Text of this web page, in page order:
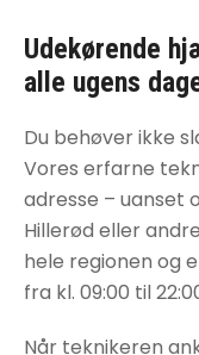
Udekørende
alle ugens
Du behøver ikke
Vores erfarne
adresse – uanset
Hillerød eller
hele regionen og
fra kl. 09:00 til
Når teknikeren